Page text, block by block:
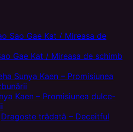
Sao Gae Kat / Mireasa de
Gae Kat / Mireasa de schimb
Sunya Kaen – Promisiunea
Kaen – Promisiunea dulce-
Dragoste trădată – Deceitful